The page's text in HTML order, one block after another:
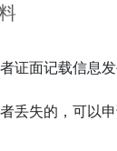
证面记载信息